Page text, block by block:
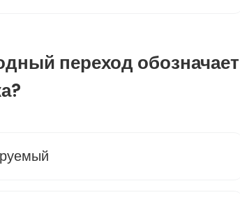
переход обозначает